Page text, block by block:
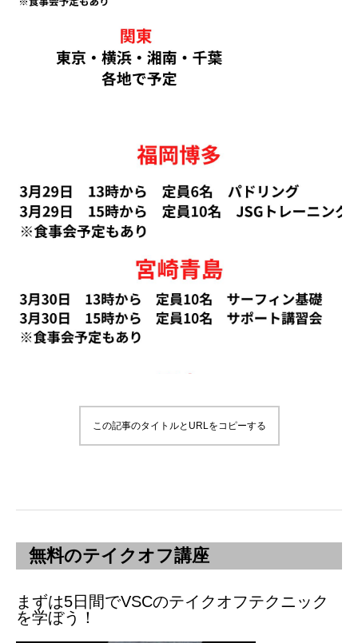
この記事のタイトルとURLをコピーする
無料のテイクオフ講座
まずは5日間でVSCのテイクオフテクニック
を学ぼう！